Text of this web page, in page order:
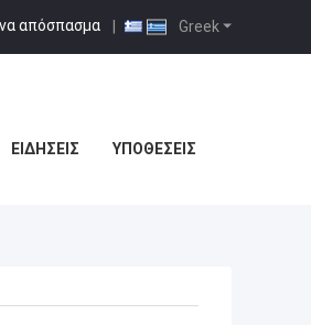
Greek
απόσπασμα |
ΕΙΔΉΣΕΙΣ ΥΠΟΘΈΣΕΙΣ